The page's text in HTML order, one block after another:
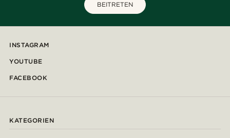
BEITRETEN
INSTAGRAM
YOUTUBE
FACEBOOK
KATEGORIEN